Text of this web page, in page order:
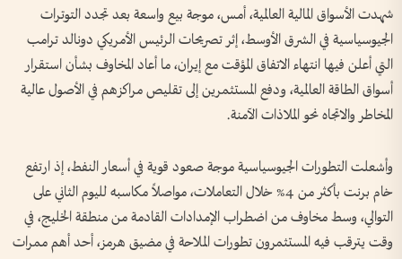
شهدت الأسواق المالية العالمية، أمس، موجة بيع واسعة بعد تجدد التوترات
الجيوسياسية في الشرق الأوسط، إثر تصريحات الرئيس الأمريكي دونالد ترامب
التي أعلن فيها انتهاء الاتفاق المؤقت مع إيران، ما أعاد المخاوف بشأن استقرار
أسواق الطاقة العالمية، ودفع المستثمرين إلى تقليص مراكزهم في الأصول عالية
المخاطر والاتجاه نحو الملاذات الآمنة.
وأشعلت التطورات الجيوسياسية موجة صعود قوية في أسعار النفط، إذ ارتفع
خام برنت بأكثر من 4% خلال التعاملات، مواصلاً مكاسبه لليوم الثاني على
التوالي، وسط مخاوف من اضطراب الإمدادات القادمة من منطقة الخليج، في
وقت يترقب فيه المستثمرون تطورات الملاحة في مضيق هرمز، أحد أهم ممرات